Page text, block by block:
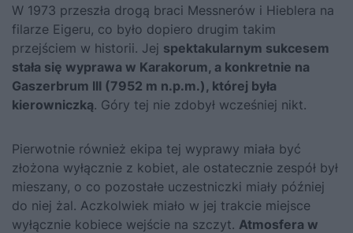
W 1973 przeszła drogą braci Messnerów i Hieblera na
filarze Eigeru, co było dopiero drugim takim
przejściem w historii. Jej spektakularnym sukcesem
stała się wyprawa w Karakorum, a konkretnie na
Gaszerbrum III (7952 m n.p.m.), której była
kierowniczką. Góry tej nie zdobył wcześniej nikt.
Pierwotnie również ekipa tej wyprawy miała być
złożona wyłącznie z kobiet, ale ostatecznie zespół był
mieszany, o co pozostałe uczestniczki miały później
do niej żal. Aczkolwiek miało w jej trakcie miejsce
wyłącznie kobiece wejście na szczyt. Atmosfera w